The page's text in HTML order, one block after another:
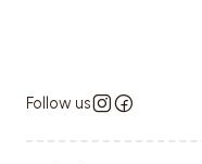
Follow us